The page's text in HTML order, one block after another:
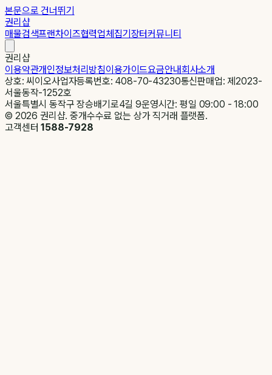
본문으로 건너뛰기
권리샵
매물검색프랜차이즈협력업체집기장터커뮤니티
권리샵
이용약관개인정보처리방침이용가이드요금안내회사소개
상호: 씨이오사업자등록번호: 408-70-43230통신판매업: 제2023-
서울동작-1252호
서울특별시 동작구 장승배기로4길 9운영시간: 평일 09:00 - 18:00
© 2026 권리샵. 중개수수료 없는 상가 직거래 플랫폼.
고객센터1588-7928